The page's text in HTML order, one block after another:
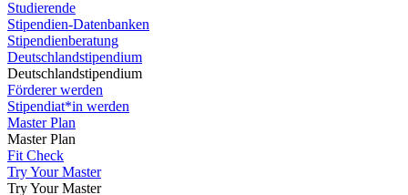
Studierende
Stipendien-Datenbanken
Stipendienberatung
Deutschlandstipendium
Deutschlandstipendium
Förderer werden
Stipendiat*in werden
Master Plan
Master Plan
Fit Check
Try Your Master
Try Your Master